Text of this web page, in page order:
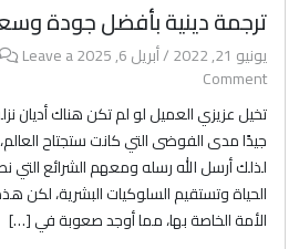
ترجمة دينية بأفضل جودة
يونيو 21, 2022 /أبريل 6, 2025
Leave a
Comment
تخيل عزيزي العميل لو لم تكن هناك أديان
جيدًا مدى الفوضى التي كانت ستجتاح
لذلك أرسل الله رسله ومعهم الشرائع التي
الحياة وتستقيم السلوكيات البشرية، لكن
الأمة الخاصة بها، مما أوجد صعوبة في […]